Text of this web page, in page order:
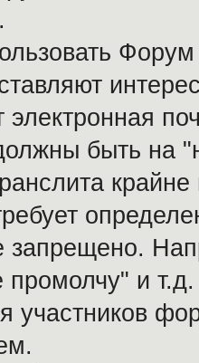
электронная
быть на
запрещено.
и
участников